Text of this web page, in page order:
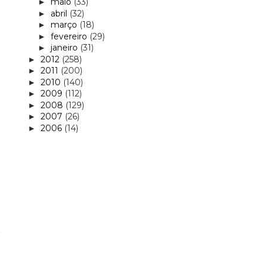
►
► abril (32)
► março (18)
► fevereiro (29)
► janeiro (31)
► 2012 (258)
► 2011 (200)
► 2010 (140)
► 2009 (112)
► 2008 (129)
► 2007 (26)
► 2006 (14)